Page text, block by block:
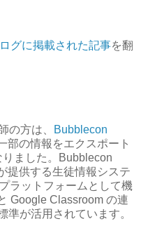
グに掲載された記事を翻
の方は、
Bubblecon
部の情報をエクスポート
ました。Bubblecon
提供する生徒情報システ
ラットフォームとして機
Google Classroom の連
準が活用されています。